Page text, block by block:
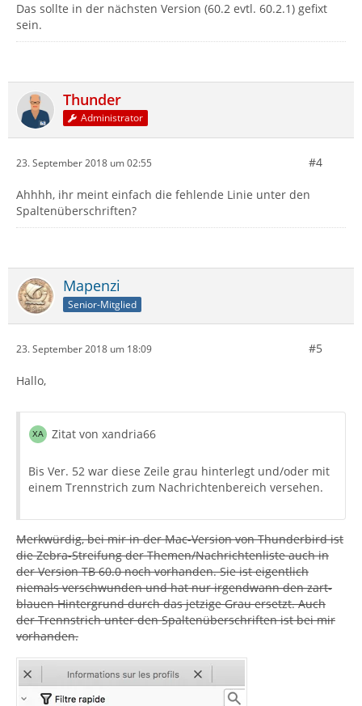
Das sollte in der nächsten Version (60.2 evtl. 60.2.1) gefixt
sein.
Thunder
Administrator
23. September 2018 um 02:55 #4
Ahhhh, ihr meint einfach die fehlende Linie unter den
Spaltenüberschriften?
Mapenzi
Senior-Mitglied
23. September 2018 um 18:09 #5
Hallo,
Zitat von xandria66
Bis Ver. 52 war diese Zeile grau hinterlegt und/oder mit
einem Trennstrich zum Nachrichtenbereich versehen.
Merkwürdig, bei mir in der Mac-Version von Thunderbird ist
die Zebra-Streifung der Themen/Nachrichtenliste auch in
der Version TB 60.0 noch vorhanden. Sie ist eigentlich
niemals verschwunden und hat nur irgendwann den zart-
blauen Hintergrund durch das jetzige Grau ersetzt. Auch
der Trennstrich unter den Spaltenüberschriften ist bei mir
vorhanden.